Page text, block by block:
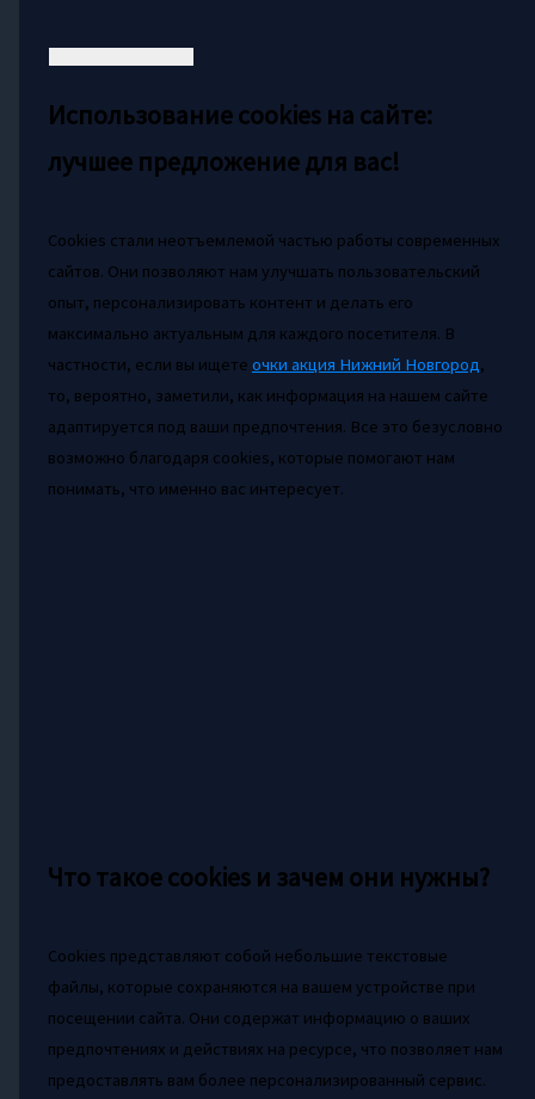
Использование cookies на сайте:
лучшее предложение для вас!
Cookies стали неотъемлемой частью работы современных
сайтов. Они позволяют нам улучшать пользовательский
опыт, персонализировать контент и делать его
максимально актуальным для каждого посетителя. В
частности, если вы ищете очки акция Нижний Новгород,
то, вероятно, заметили, как информация на нашем сайте
адаптируется под ваши предпочтения. Все это безусловно
возможно благодаря cookies, которые помогают нам
понимать, что именно вас интересует.
Что такое cookies и зачем они нужны?
Cookies представляют собой небольшие текстовые
файлы, которые сохраняются на вашем устройстве при
посещении сайта. Они содержат информацию о ваших
предпочтениях и действиях на ресурсе, что позволяет нам
предоставлять вам более персонализированный сервис.